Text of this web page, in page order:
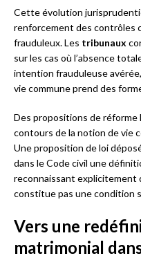
Cette évolution
renforcement des contrôles
frauduleux. Les tribunaux
sur les cas où l’absence
intention frauduleuse
vie commune prend des
Des propositions de réforme
contours de la notion de vie
Une proposition de loi
dans le Code civil une
reconnaissant explicitement
constitue pas une condition
Vers une
matrimonial